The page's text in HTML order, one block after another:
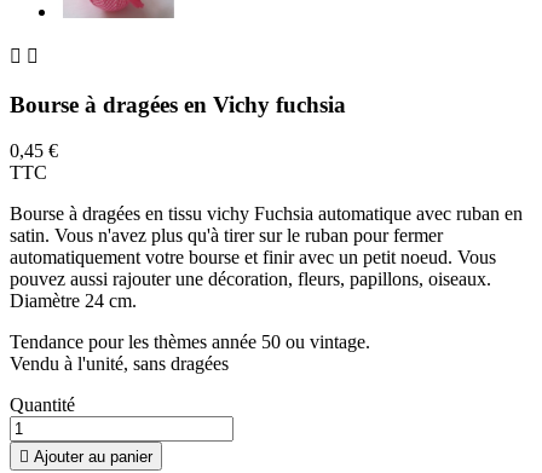
 
Bourse à dragées en Vichy fuchsia
0,45 €
TTC
Bourse à dragées en tissu vichy Fuchsia automatique avec ruban en
satin. Vous n'avez plus qu'à tirer sur le ruban pour fermer
automatiquement votre bourse et finir avec un petit noeud. Vous
pouvez aussi rajouter une décoration, fleurs, papillons, oiseaux.
Diamètre 24 cm.
Tendance pour les thèmes année 50 ou vintage.
Vendu à l'unité, sans dragées
Quantité
 Ajouter au panier